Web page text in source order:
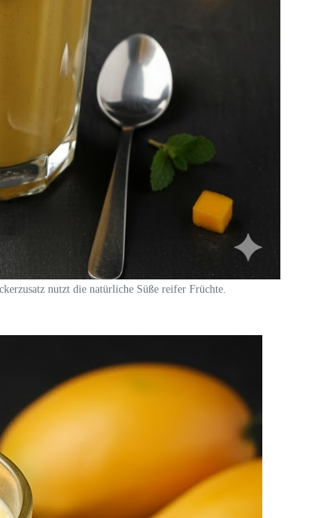
nutzt die natürliche Süße reifer Früchte.